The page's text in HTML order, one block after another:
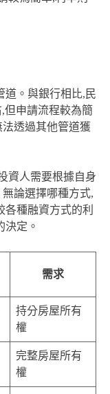
道。與銀行相比,民
但申請流程較為簡
透過其他管道獲
資人需要根據自身
論選擇哪種方式,
種融資方式的利
決定。
需求
持分房屋所有
權
完整房屋所有
權